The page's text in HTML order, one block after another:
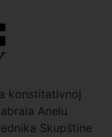
konstitativnoj
Anelu
Skupštine